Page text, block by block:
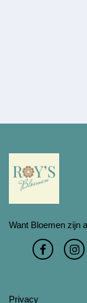
Want Bloemen zijn
Privacy